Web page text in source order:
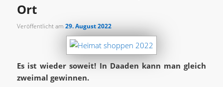
Ort
Veröffentlicht am29. August 2022
Es ist wieder soweit! In Daaden kann man gleich
zweimal gewinnen.